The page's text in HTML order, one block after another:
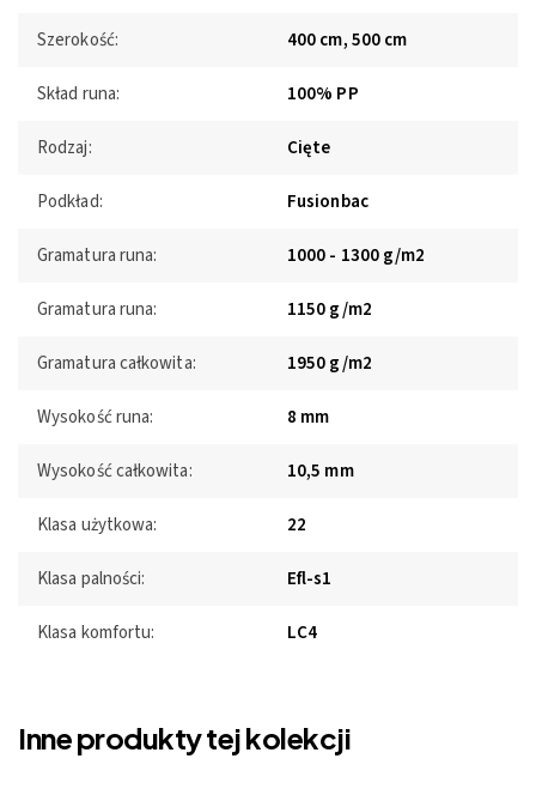
Szerokość: 400 cm, 500 cm
Skład runa: 100% PP
Rodzaj: Cięte
Podkład: Fusionbac
Gramatura runa: 1000 - 1300 g/m2
Gramatura runa: 1150 g/m2
Gramatura całkowita: 1950 g/m2
Wysokość runa: 8 mm
Wysokość całkowita: 10,5 mm
Klasa użytkowa: 22
Klasa palności: Efl-s1
Klasa komfortu: LC4
Inne produkty tej kolekcji